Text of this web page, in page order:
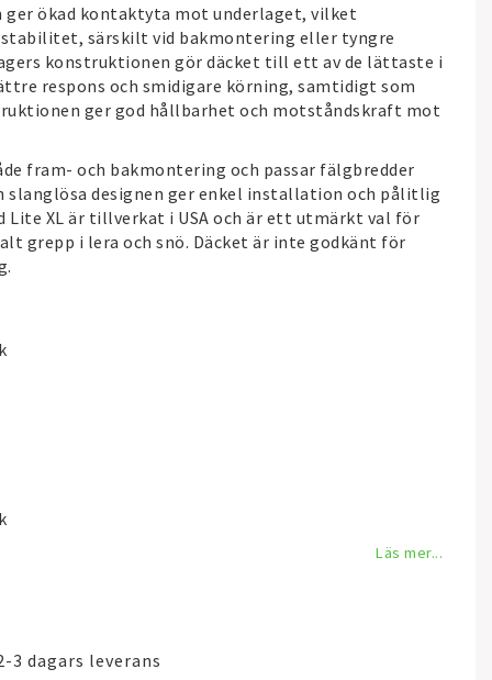
ger ökad kontaktyta mot underlaget, vilket
särskilt vid bakmontering eller tyngre
konstruktionen gör däcket till ett av de lättaste i
respons och smidigare körning, samtidigt som
ger god hållbarhet och motståndskraft mot
fram- och bakmontering och passar fälgbredder
slanglösa designen ger enkel installation och pålitlig
Lite XL är tillverkat i USA och är ett utmärkt val för
grepp i lera och snö. Däcket är inte godkänt för
Läs mer...
3 dagars leverans